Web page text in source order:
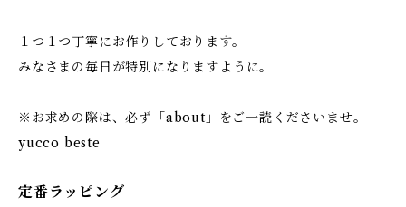
１つ１つ丁寧にお作りしております。
みなさまの毎日が特別になりますように。
※お求めの際は、必ず「about」をご一読くださいませ。
yucco beste
定番ラッピング